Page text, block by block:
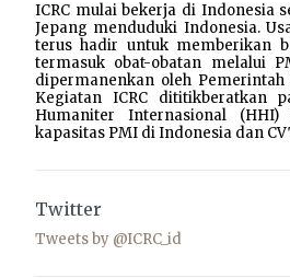
ICRC mulai bekerja di Indonesia
Jepang menduduki Indonesia.
terus hadir untuk memberikan
termasuk obat-obatan melalui
dipermanenkan oleh Pemerintah
Kegiatan ICRC dititikberatkan
Humaniter Internasional (HHI)
kapasitas PMI di Indonesia dan
Twitter
Tweets by @ICRC_id